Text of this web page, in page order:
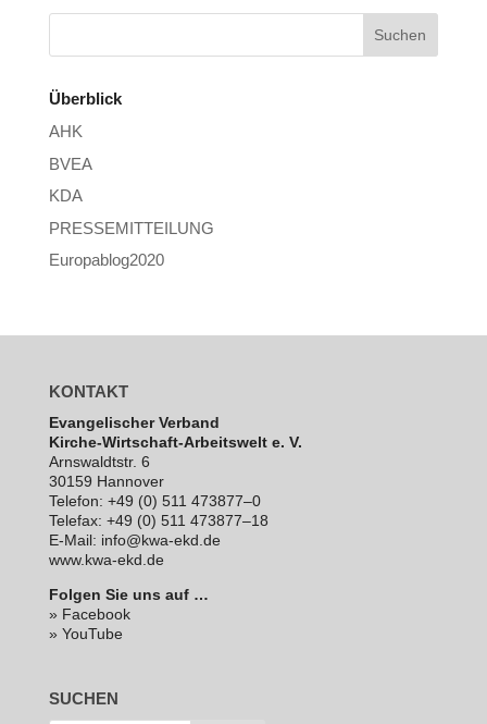
Überblick
AHK
BVEA
KDA
PRESSEMITTEILUNG
Europablog2020
KONTAKT
Evan­ge­li­scher Verband
Kirche-Wirt­schaft-Arbeits­welt e. V.
Arns­waldt­str. 6
30159 Hannover
Telefon: +49 (0) 511 473877–0
Telefax: +49 (0) 511 473877–18
E‑Mail: info@kwa-ekd.de
www.kwa-ekd.de
Folgen Sie uns auf …
» Facebook
» YouTube
SUCHEN